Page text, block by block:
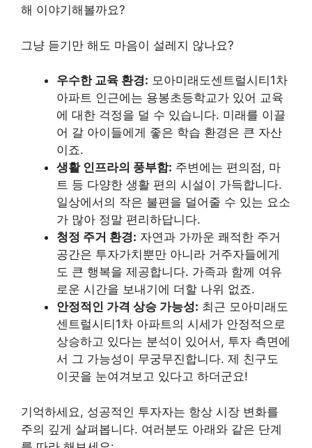
해 이야기해볼까요?
그냥 듣기만 해도 마음이 설레지 않나요?
우수한 교육 환경: 모아미래도센트럴시티1차
아파트 인근에는 용봉초등학교가 있어 교육
에 대한 걱정을 덜 수 있습니다. 미래를 이끌
어 갈 아이들에게 좋은 학습 환경은 큰 자산
이죠.
생활 인프라의 풍부함: 주변에는 편의점, 마
트 등 다양한 생활 편의 시설이 가득합니다.
일상에서의 작은 불편을 덜어줄 수 있는 요소
가 많아 정말 편리하답니다.
청정 주거 환경: 자연과 가까운 쾌적한 주거
공간은 투자가치뿐만 아니라 거주자들에게
도 큰 행복을 제공합니다. 가족과 함께 여유
로운 시간을 보내기에 더할 나위 없죠.
안정적인 가격 상승 가능성: 최근 모아미래도
센트럴시티1차 아파트의 시세가 안정적으로
상승하고 있다는 분석이 있어서, 투자 측면에
서 그 가능성이 무궁무진합니다. 제 친구도
이곳을 눈여겨보고 있다고 하더군요!
기억하세요, 성공적인 투자자는 항상 시장 변화를
주의 깊게 살펴봅니다. 여러분도 아래와 같은 단계